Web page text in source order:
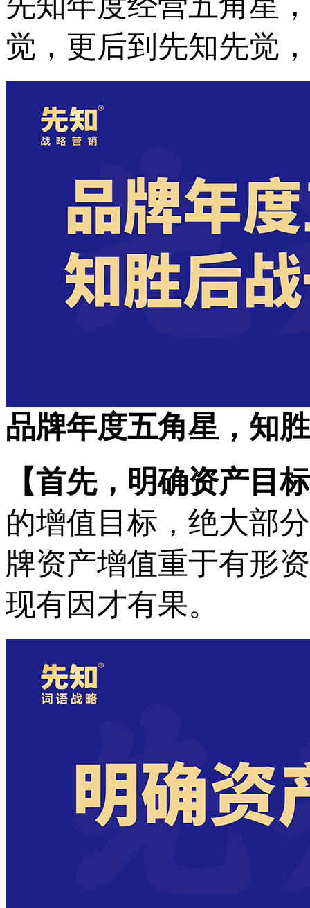
觉，更后到先知先觉
品牌年度五角星，知
【首先，明确资产目
的增值目标，绝大部
牌资产增值重于有形
现有因才有果。